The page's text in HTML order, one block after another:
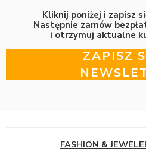
Kliknij poniżej i zapisz
Następnie zamów
i otrzymuj aktualne
ZAPISZ
FASHION &